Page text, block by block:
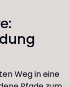
Weg in eine